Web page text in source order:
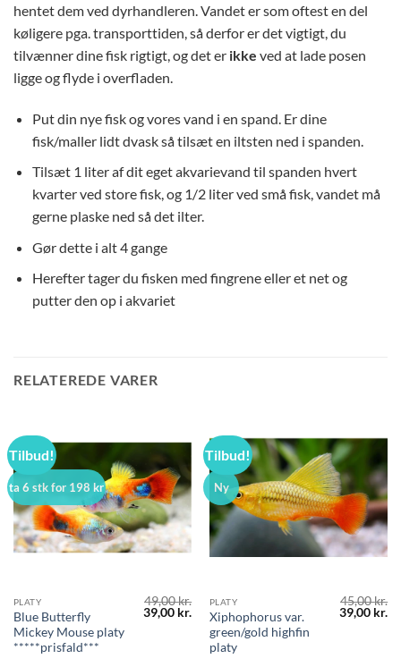
hentet dem ved dyrhandleren. Vandet er som oftest en del
køligere pga. transporttiden, så derfor er det vigtigt, du
tilvænner dine fisk rigtigt, og det er ikke ved at lade posen
ligge og flyde i overfladen.
Put din nye fisk og vores vand i en spand. Er dine
fisk/maller lidt dvask så tilsæt en iltsten ned i spanden.
Tilsæt 1 liter af dit eget akvarievand til spanden hvert
kvarter ved store fisk, og 1/2 liter ved små fisk, vandet må
gerne plaske ned så det ilter.
Gør dette i alt 4 gange
Herefter tager du fisken med fingrene eller et net og
putter den op i akvariet
RELATEREDE VARER
Tilbud!
ta 6 stk for 198 kr
PLATY
Blue Butterfly
Mickey Mouse platy
*****prisfald***
49,00kr.
Den
oprindelige
39,00 kr. Den
aktuelle
pris
39,00 kr..
Tilbud!
Ny
PLATY
Xiphophorus var.
green/gold highfin
platy
45,00kr.
Den
39,00 kr.